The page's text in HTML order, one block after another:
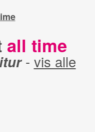
all time
- vis alle